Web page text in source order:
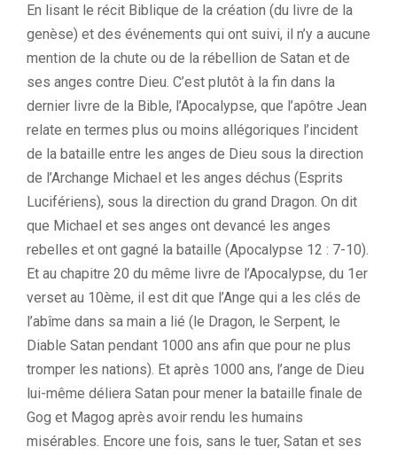
En lisant le récit Biblique de la création (du livre de la
genèse) et des événements qui ont suivi, il n’y a aucune
mention de la chute ou de la rébellion de Satan et de
ses anges contre Dieu. C’est plutôt à la fin dans la
dernier livre de la Bible, l’Apocalypse, que l’apôtre Jean
relate en termes plus ou moins allégoriques l’incident
de la bataille entre les anges de Dieu sous la direction
de l’Archange Michael et les anges déchus (Esprits
Lucifériens), sous la direction du grand Dragon. On dit
que Michael et ses anges ont devancé les anges
rebelles et ont gagné la bataille (Apocalypse 12 : 7-10).
Et au chapitre 20 du même livre de l’Apocalypse, du 1er
verset au 10ème, il est dit que l’Ange qui a les clés de
l’abîme dans sa main a lié (le Dragon, le Serpent, le
Diable Satan pendant 1000 ans afin que pour ne plus
tromper les nations). Et après 1000 ans, l’ange de Dieu
lui-même déliera Satan pour mener la bataille finale de
Gog et Magog après avoir rendu les humains
misérables. Encore une fois, sans le tuer, Satan et ses